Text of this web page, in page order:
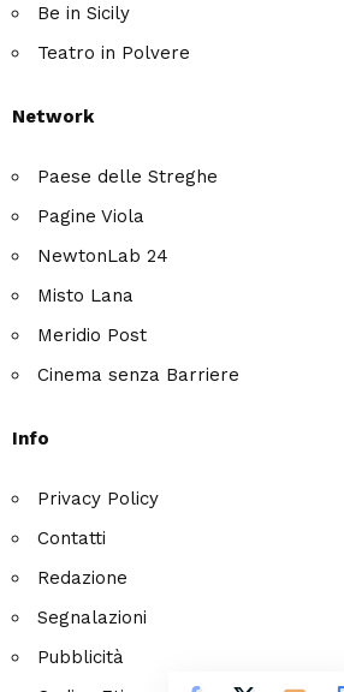
Be in Sicily
Teatro in Polvere
Network
Paese delle Streghe
Pagine Viola
NewtonLab 24
Misto Lana
Meridio Post
Cinema senza Barriere
Info
Privacy Policy
Contatti
Redazione
Segnalazioni
Pubblicità